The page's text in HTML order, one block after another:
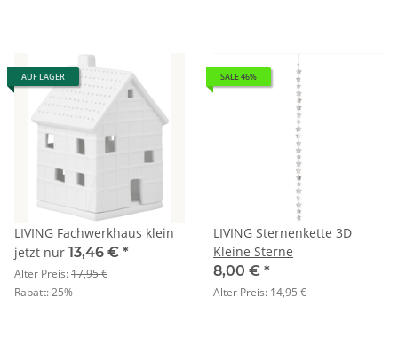
AUF LAGER
LIVING Fachwerkhaus klein
jetzt nur 13,46 € *
Alter Preis:17,95 €
Rabatt:25%
SALE 46%
LIVING Sternenkette 3D
Kleine Sterne
8,00 € *
Alter Preis:14,95 €